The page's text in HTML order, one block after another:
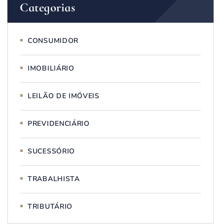
Categorias
CONSUMIDOR
IMOBILIÁRIO
LEILÃO DE IMÓVEIS
PREVIDENCIÁRIO
SUCESSÓRIO
TRABALHISTA
TRIBUTÁRIO